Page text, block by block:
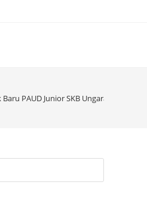
PAUD Junior SKB Ungaran Tahun